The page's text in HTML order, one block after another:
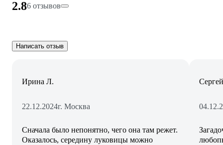
2.86 отзывов
Написать отзыв
Ирина Л.
22.12.2024г. Москва
Сначала было непонятно, чего она там режет.
Оказалось, середину луковицы можно
Сергей